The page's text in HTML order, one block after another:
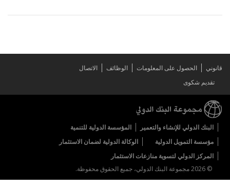
قانوني الحصول على المعلومات الوظائف
الاتصال
تقديم شكوى
البنك الدولي للإنشاء والتعمير
المؤسسة الدولية للتنمية
مؤسسة التمويل الدولية
الوكالة الدولية لضمان الاستثمار
المركز الدولي لتسوية منازعات الاستثمار
© 2026 مجموعة البنك الدولي، جميع الحقوق محفوظة.